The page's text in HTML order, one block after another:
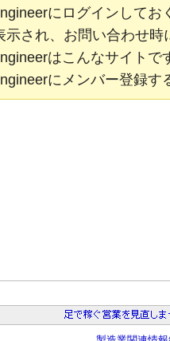
にログインしてお
示され、お問い合わせ時
はこんなサイ
にメンバー登